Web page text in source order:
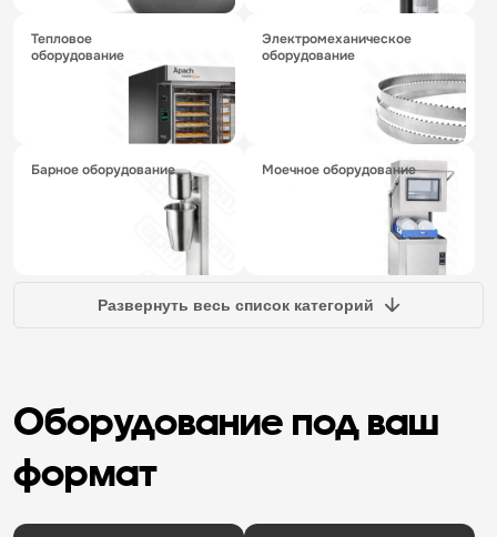
тепловое
оборудование
электромеханическое
оборудование
барное оборудование моечное оборудование
Развернуть весь список категорий
Оборудование под ваш
формат